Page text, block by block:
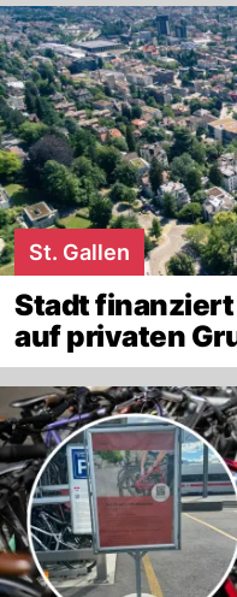
St. Gallen
Stadt
auf privaten